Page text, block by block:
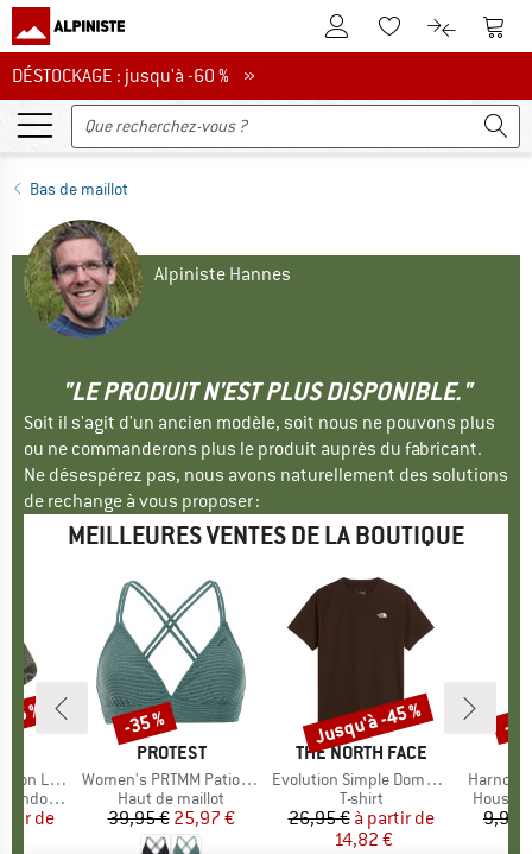
Vers le compte client
Vers la liste
Vers le
DÉSTOCKAGE : jusqu'à -60 %
DÉSTOCKAGE : jusqu'à -60 % »
Bas de maillot
Alpiniste Hannes
"LE PRODUIT N'EST PLUS DISPONIBLE."
Soit il s'agit d'un ancien modèle, soit nous ne pouvons plus
ou ne commanderons plus le produit auprès du fabricant.
Ne désespérez pas, nous avons naturellement des solutions
de rechange à vous proposer :
MEILLEURES VENTES DE LA BOUTIQUE
Socks
réduit
de
%
MARQUE
PROTEST
Article
Women's PRTMM Patio Triangle
Product group
Haut de maillot
Prix
39,95 € Prix réduit
25,97 €
Remise
-35 %
MARQUE
THE NORTH FACE
Article
Evolution Simple Dome Short Sleeve
Product group
T-shirt
Prix
26,95 € Prix réduit
à partir de
14,82 €
Remise
Jusqu'à -45 %
Article
Housse
9,95
-